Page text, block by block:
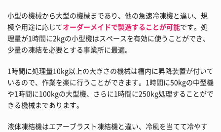
小型の機械から大型の機械まであり、他の急速冷凍機と違い、規
模や用途に応じてオーダーメイドで製造することが可能です。処
理量が1時間に2kgの小型機はスペースを有効に使うことができ、
少量の凍結を必要とする事業所に最適。
1時間に処理量10kg以上の大きさの機械は槽内に昇降装置が付いて
いるので、作業を楽に行うことができます。1時間に50kgの中型機
や1時間に100kgの大型機、さらに1時間に250kg処理することがで
きる機械まであります。
液体凍結機はエアーブラスト凍結機と違い、冷風を当てて冷やす